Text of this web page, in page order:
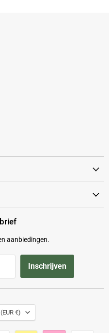
aanbiedingen.
Inschrijven
(EUR €)